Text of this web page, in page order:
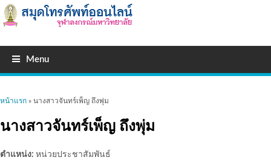
Menu
คุณอยู่ที่นี่
หน้าแรก » นางสาวจันทร์เพ็ญ ถึงพุ่ม
นางสาวจันทร์เพ็ญ ถึงพุ่ม
ตำแหน่ง: หน่วยประชาสัมพันธ์